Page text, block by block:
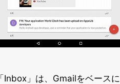
「Inbox」は、Gmailをベースに